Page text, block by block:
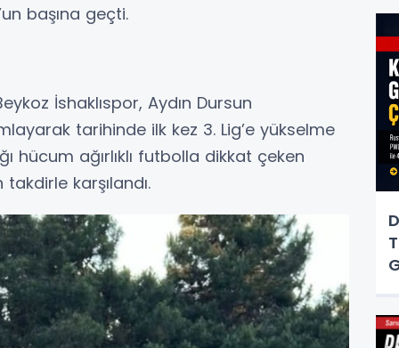
başına geçti.
İshaklıspor, Aydın Dursun
tarihinde ilk kez 3. Lig’e yükselme
hücum ağırlıklı futbolla dikkat çeken
karşılandı.